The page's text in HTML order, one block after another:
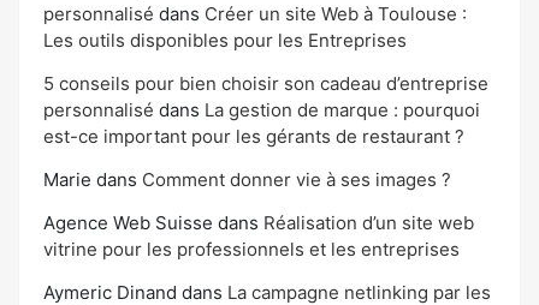
personnalisé dans Créer un site Web à Toulouse :
Les outils disponibles pour les Entreprises
5 conseils pour bien choisir son cadeau d’entreprise
personnalisé dans La gestion de marque : pourquoi
est-ce important pour les gérants de restaurant ?
Marie dans Comment donner vie à ses images ?
Agence Web Suisse dans Réalisation d’un site web
vitrine pour les professionnels et les entreprises
Aymeric Dinand dans La campagne netlinking par les